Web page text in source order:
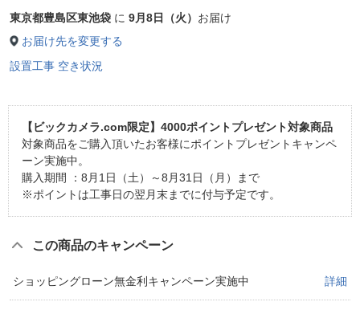
東京都豊島区東池袋 に 9月8日（火） お届け
お届け先を変更する
設置工事 空き状況
【ビックカメラ.com限定】4000ポイントプレゼント対象商品
対象商品をご購入頂いたお客様にポイントプレゼントキャンペ
ーン実施中。
購入期間 ：8月1日（土）～8月31日（月）まで
※ポイントは工事日の翌月末までに付与予定です。
この商品のキャンペーン
ショッピングローン無金利キャンペーン実施中 詳細